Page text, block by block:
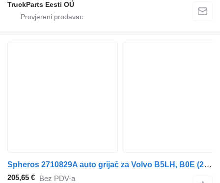
TruckParts Eesti OÜ
Spheros 2710829A auto grijač za Volvo B5LH, B0E (2008-) autobusa
205,65 € Bez PDV-a